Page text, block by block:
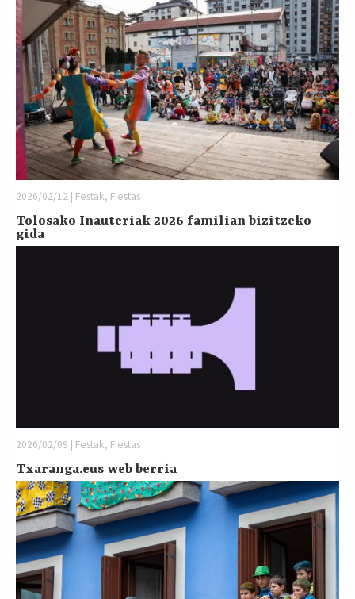
2026/02/12 | Festak, Fiestas
Tolosako Inauteriak 2026 familian bizitzeko
gida
2026/02/09 | Festak, Fiestas
Txaranga.eus web berria